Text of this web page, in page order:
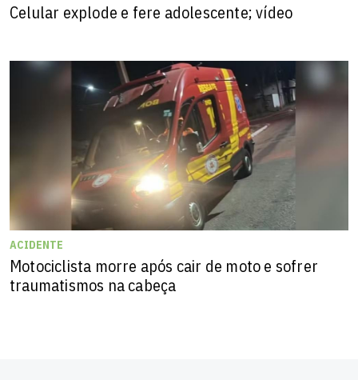
Celular explode e fere adolescente; vídeo
ACIDENTE
Motociclista morre após cair de moto e sofrer
traumatismos na cabeça